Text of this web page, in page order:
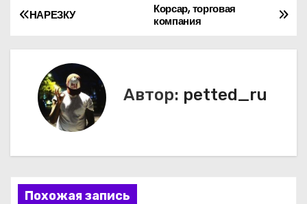
Н
а
а
ц
Корсар, торговая
компания
НАРЕЗКУ
Автор: petted_ru
Похожая запись